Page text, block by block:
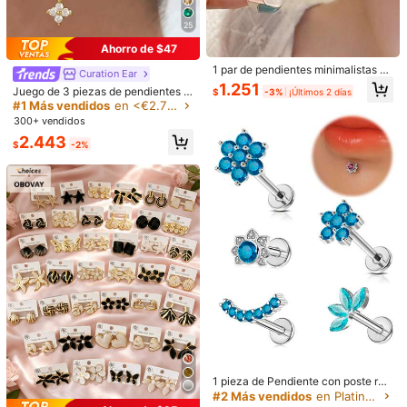
Envío gratis(Pedidos ≥ $24.990)
Entrega estimada:5-10 Días laborables
Los artículos de esta categoría no se pueden devolver ni cambiar
Pagos seguros · Protección de privacidad
5,00 Ver más
Pequeña
0%
La talla corresponde
100%
Grande
0%
a***！ Color: Verde
ちょっと大きかったー。可愛いけど、穴が下なので長時間はつけ
られない。けど可愛い。
Útil (0)
Detalles Del Producto
Material: Aleación de zinc
Ver más
4,93 2.1K Seguidores
4,93 2.1K Seguidores
4,93 2.1K Seguidores
25
Ahorro de $47
Curation Ear
Juego de 3 piezas de pendientes d
e flor de circonita de acero inoxida
ble para una sola oreja, estilo para
o hipoalergénicos chapados en oro
oreja, apto para uso diario
#1 Más vendidos en <€2.76 circonita cúbica Pendientes De Mujer
300+ vendidos
$2.443 -2%
1 par de pendientes minimalistas y
elegantes con gota, adecuados par
a que las mujeres los usen en festiv
$1.251 -3% ¡Últimos 2 días
1 pieza de Pendiente con poste ros
cado internamente de acero inoxid
#2 Más vendidos en Platino plateado Pendientes De Mujer